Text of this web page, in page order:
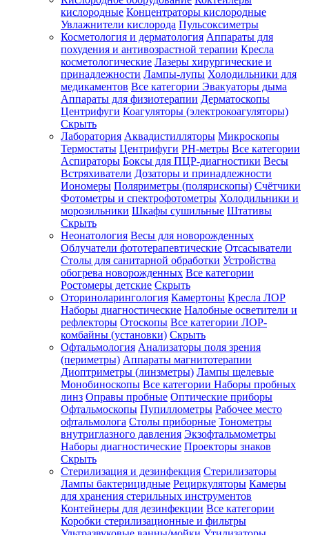
Зарегистрироваться
Зачем
регистрироваться?
Все
покупки
одном
месте
Личный
менеджер
Отслеживание
статуса
заказа
кислородные Концентраторы кислородные
Увлажнители кислорода Пульсоксиметры
Косметология и дерматология Аппараты для
похудения и антивозрастной терапии Кресла
косметологические Лазеры хирургические и
принадлежности Лампы-лупы Холодильники для
медикаментов Все категории Эвакуаторы дыма
Аппараты для физиотерапии Дерматоскопы
Центрифуги Коагуляторы (электрокоагуляторы)
Скрыть
Лаборатория Аквадистилляторы Микроскопы
Термостаты Центрифуги PH-метры Все категории
Аспираторы Боксы для ПЦР-диагностики Весы
Встряхиватели Дозаторы и принадлежности
Иономеры Поляриметры (полярископы) Счётчики
Фотометры и спектрофотометры Холодильники и
морозильники Шкафы сушильные Штативы
Скрыть
Неонатология Весы для новорожденных
Облучатели фототерапевтические Отсасыватели
Столы для санитарной обработки Устройства
обогрева новорожденных Все категории
Ростомеры детские Скрыть
Оториноларингология Камертоны Кресла ЛОР
Наборы диагностические Налобные осветители и
рефлекторы Отоскопы Все категории ЛОР-
комбайны (установки) Скрыть
Офтальмология Анализаторы поля зрения
(периметры) Аппараты магнитотерапии
Диоптриметры (линзметры) Лампы щелевые
Монобиноскопы Все категории Наборы пробных
линз Оправы пробные Оптические приборы
Офтальмоскопы Пупиллометры Рабочее место
офтальмолога Столы приборные Тонометры
внутриглазного давления Экзофтальмометры
Наборы диагностические Проекторы знаков
Скрыть
Стерилизация и дезинфекция Стерилизаторы
Лампы бактерицидные Рециркуляторы Камеры
для хранения стерильных инструментов
Контейнеры для дезинфекции Все категории
Коробки стерилизационные и фильтры